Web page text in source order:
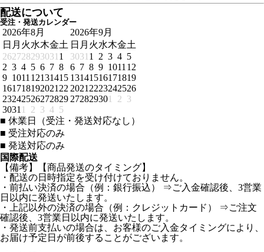
配送について
受注・発送カレンダー
2026年8月
日 月 火水木金土
262728293031 1
2 3 4 5 6 7 8
9 1011 12131415
161718192021 22
23242526272829
3031 1 2 3 4 5
2026年9月
日 月 火水木金土
3031 1 2 3 4 5
6 7 8 9 1011 12
13141516171819
2021 2223242526
272829301 2 3
■ 休業日（受注・発送対応なし）
■ 受注対応のみ
■ 発送対応のみ
国際配送
【備考】【商品発送のタイミング】
・配送の日時指定を受け付けておりません。
・前払い決済の場合（例：銀行振込） ⇒ご入金確認後、3営業
日以内に発送いたします。
・上記以外の決済の場合（例：クレジットカード） ⇒ご注文
確認後、3営業日以内に発送いたします。
・発送前支払いの場合は、お客様のご入金タイミングにより、
お届け予定日が前後することがございます。